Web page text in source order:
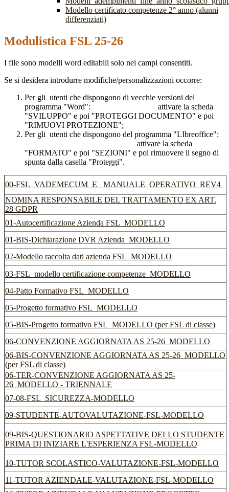
Modello certificato competenze 2° anno (alunni
differenziati)
Modulistica FSL 25-26
I file sono modelli word editabili solo nei campi consentiti.
Se si desidera introdurre modifiche/personalizzazioni occorre:
Per gli utenti che dispongono di vecchie versioni del
programma "Word": attivare la scheda
"SVILUPPO" e poi "PROTEGGI DOCUMENTO" e poi
"RIMUOVI PROTEZIONE";
Per gli utenti che dispongono del programma "LIbreoffice":
attivare la scheda
"FORMATO" e poi "SEZIONI" e poi rimuovere il segno di
spunta dalla casella "Proteggi".
00-FSL_VADEMECUM_E _MANUALE_OPERATIVO_REV4
NOMINA RESPONSABILE DEL TRATTAMENTO EX ART.
28 GDPR
01-Autocertificazione Azienda FSL_MODELLO
01-BIS-Dichiarazione DVR Azienda_MODELLO
02-Modello raccolta dati azienda FSL_MODELLO
03-FSL_modello certificazione competenze_MODELLO
04-Patto Formativo FSL_MODELLO
05-Progetto formativo FSL_MODELLO
05-BIS-Progetto formativo FSL_MODELLO (per FSL di classe)
06-CONVENZIONE AGGIORNATA AS 25-26_MODELLO
06-BIS-CONVENZIONE AGGIORNATA AS 25-26_MODELLO
(per FSL di classe)
06-TER-CONVENZIONE AGGIORNATA AS 25-
26_MODELLO - TRIENNALE
07-08-FSL_SICUREZZA-MODELLO
09-STUDENTE-AUTOVALUTAZIONE-FSL-MODELLO
09-BIS-QUESTIONARIO ASPETTATIVE DELLO STUDENTE
PRIMA DI INIZIARE L'ESPERIENZA FSL-MODELLO
10-TUTOR SCOLASTICO-VALUTAZIONE-FSL-MODELLO
11-TUTOR AZIENDALE-VALUTAZIONE-FSL-MODELLO